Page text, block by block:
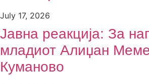
July 17, 2026
Јавна реакција: Зa
младиот Алиџан
Куманово